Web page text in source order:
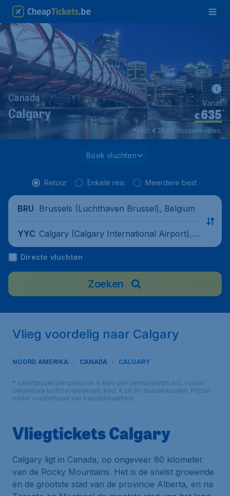
Canada
Calgary €635*
Vanaf
*excl. € 25,90 dossierkosten.
Boek vluchten
Retour Enkele reis Meerdere best.
BRU Brussels (Luchthaven Brussel), Belgium
YYC Calgary (Calgary International Airport), C
anada
Directe vluchten
Zoeken
Vlieg voordelig naar Calgary
NOORD AMERIKA CANADA CALGARY
* vanafprijzen per persoon in euro per (retour)vlucht incl. vooraf
betaalbare luchthaventaksen, excl. € 29,90 dossierkosten. Prijzen
onder voorbehoud van beschikbaarheid.
Vliegtickets Calgary
Calgary ligt in Canada, op ongeveer 80 kilometer
van de Rocky Mountains. Het is de snelst groeiende
en de grootste stad van de provincie Alberta, en na